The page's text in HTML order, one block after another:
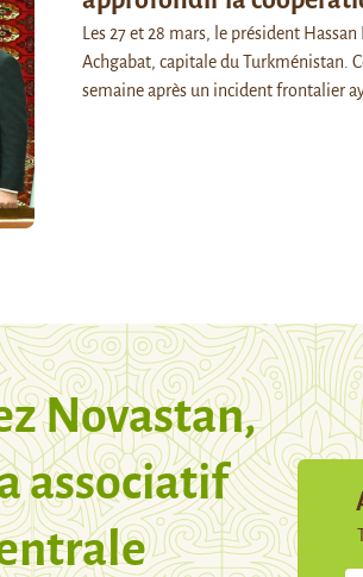
Les 27 et 28 mars, le président
Achgabat, capitale du Turkménistan.
semaine après un incident frontalier
Novastan,
associatif